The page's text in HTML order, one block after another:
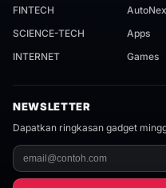
FINTECH
SCIENCE-TECH
INTERNET
Apps
Games
NEWSLETTER
Dapatkan ringkasan gadget